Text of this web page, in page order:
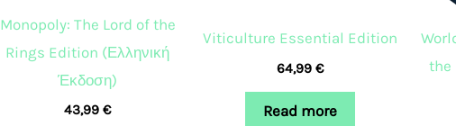
Monopoly: The Lord of the
Rings Edition (Ελληνική
Έκδοση)
43,99 €
Viticulture Essential Edition
64,99 €
Read more
the